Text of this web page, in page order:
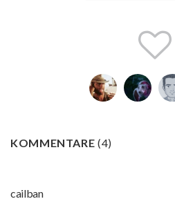
KOMMENTARE(4)
cailban